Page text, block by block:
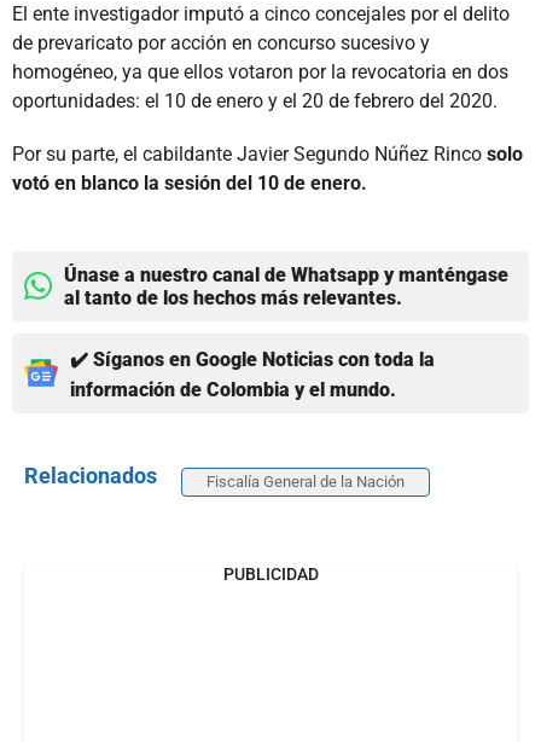
El ente investigador imputó a cinco concejales por el delito
de prevaricato por acción en concurso sucesivo y
homogéneo, ya que ellos votaron por la revocatoria en dos
oportunidades: el 10 de enero y el 20 de febrero del 2020.
Por su parte, el cabildante Javier Segundo Núñez Rinco solo
votó en blanco la sesión del 10 de enero.
Únase a nuestro canal de Whatsapp y manténgase
al tanto de los hechos más relevantes.
✔️ Síganos en Google Noticias con toda la
información de Colombia y el mundo.
Relacionados Fiscalía General de la Nación
PUBLICIDAD